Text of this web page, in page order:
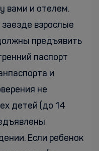
вами и отелем.
взрослые
предъявить
паспорт
и
не
детей (до 14
Если ребенок